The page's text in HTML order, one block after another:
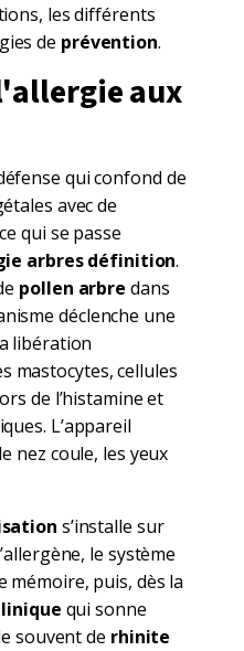
les différents
de prévention.
aux
qui confond de
avec de
qui se passe
arbres définition.
pollen arbre dans
déclenche une
libération
mastocytes, cellules
de l’histamine et
L’appareil
nez coule, les yeux
s’installe sur
le système
puis, dès la
qui sonne
souvent de rhinite